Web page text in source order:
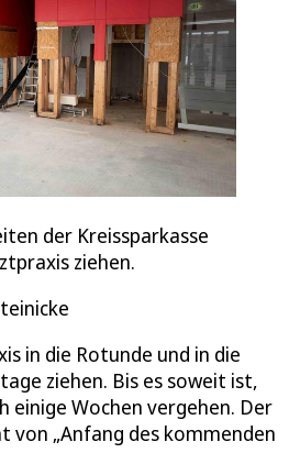
der Kreissparkasse
ziehen.
in die Rotunde und in die
ziehen. Bis es soweit ist,
einige Wochen vergehen. Der
von „Anfang des kommenden